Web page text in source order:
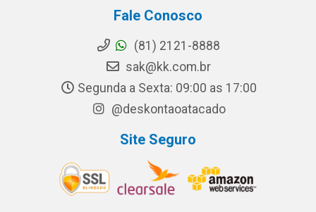
Fale Conosco
(81) 2121-8888
sak@kk.com.br
Segunda a Sexta: 09:00 as 17:00
@deskontaoatacado
Site Seguro